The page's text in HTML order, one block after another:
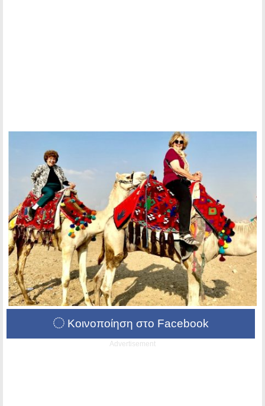
Κοινοποίηση στο Facebook
Advertisement